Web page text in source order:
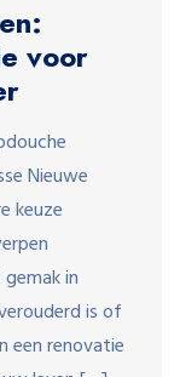
voor
Nieuwe
keuze
in
is of
een renovatie